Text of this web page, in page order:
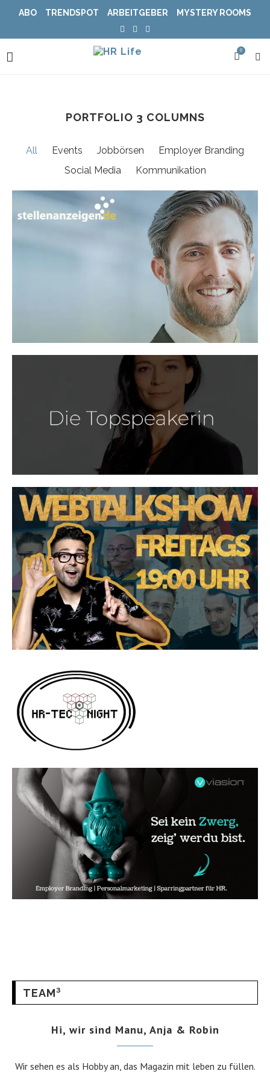
ABO TRENDSPOT ARBEITGEBER MYSTERY ROOMS
0
PORTFOLIO 3 COLUMNS
All Events Jobbörsen
Employer Branding
Social Media
Kommunikation
TEAM³
Hi, wir sind Manu, Anja & Robin
Wir sehen es als Hobby an, das Magazin mit leben zu füllen.